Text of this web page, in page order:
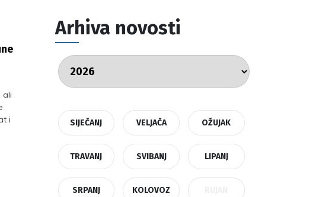
ali
i
Arhiva novosti
SIJEČANJ VELJAČA OŽUJAK
TRAVANJ SVIBANJ LIPANJ
SRPANJ KOLOVOZ